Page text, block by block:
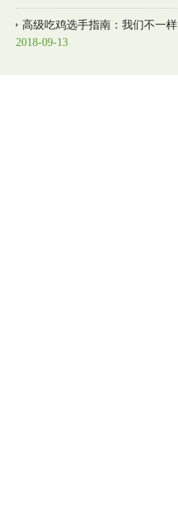
高级吃鸡选手指南：我们不一样
2018-09-13